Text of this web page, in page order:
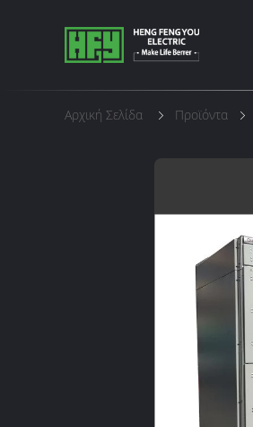
Αρχική Σελίδα Προϊόντα